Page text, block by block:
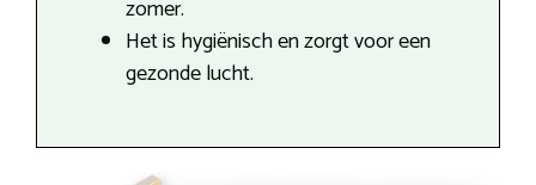
zomer.
Het is hygiënisch en zorgt voor een
gezonde lucht.